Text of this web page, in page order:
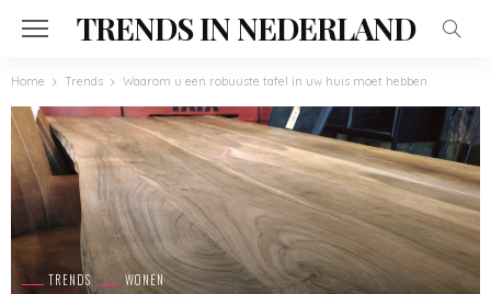
TRENDS IN NEDERLAND
Home Trends Waarom u een robuuste tafel in uw huis moet hebben
TRENDS WONEN